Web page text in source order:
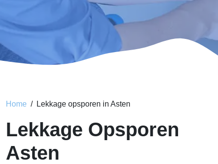
Home Lekkage opsporen in Asten
Lekkage Opsporen
Asten